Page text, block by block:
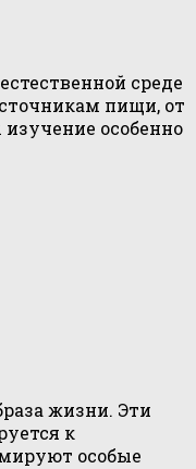
среде
пищи, от
особенно
жизни. Эти
к
особые